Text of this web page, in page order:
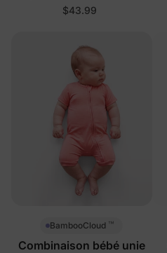
$43.99
BambooCloud ™
Combinaison bébé unie